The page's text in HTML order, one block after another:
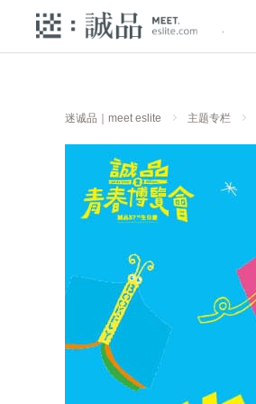
迷诚品｜meet eslite 主题专栏